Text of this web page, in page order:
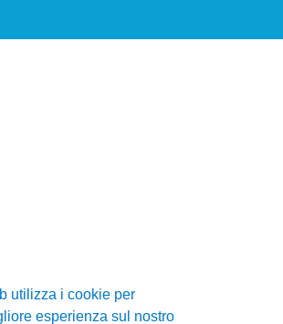
utilizza i cookie per
esperienza sul nostro